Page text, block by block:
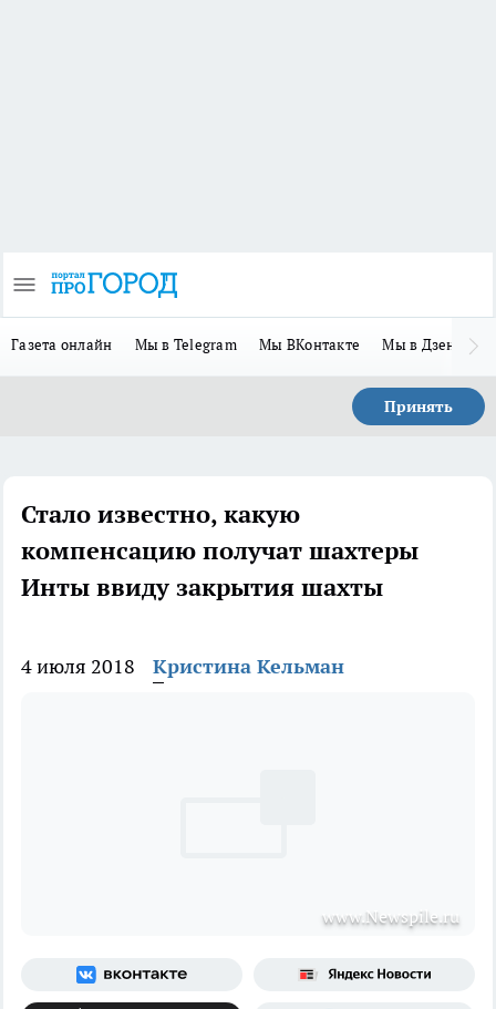
Газета онлайн Мы в Telegram Мы ВКонтакте Мы в Дзене
Принять
Стало известно, какую
компенсацию получат шахтеры
Инты ввиду закрытия шахты
4 июля 2018 Кристина Кельман
www.Newspile.ru